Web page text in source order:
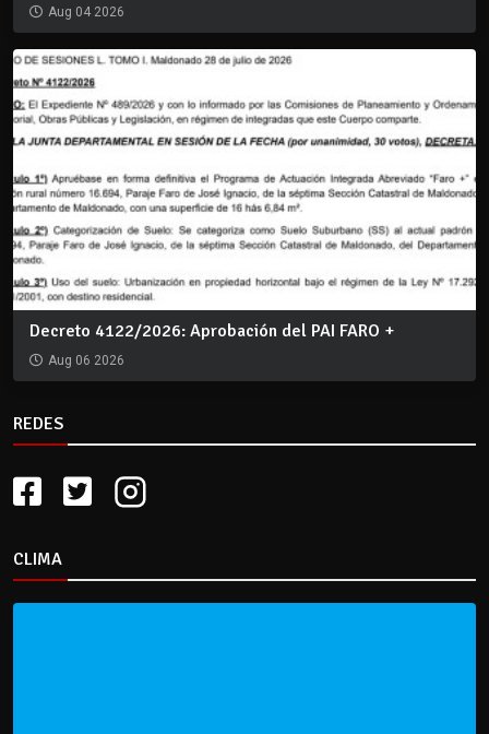
Aug 04 2026
Decreto 4122/2026: Aprobación del PAI FARO +
Aug 06 2026
REDES
CLIMA